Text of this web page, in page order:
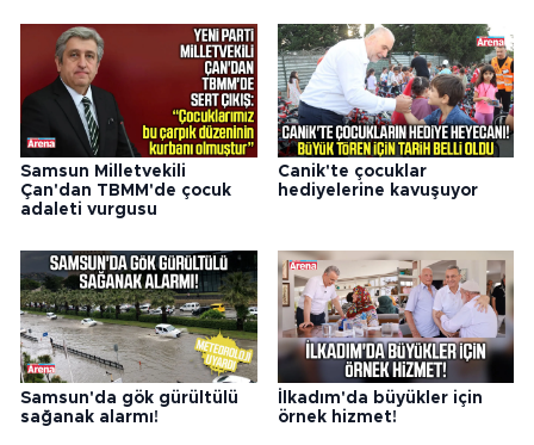
Samsun Milletvekili
Çan'dan TBMM'de çocuk
adaleti vurgusu
Canik'te çocuklar
hediyelerine kavuşuyor
Samsun'da gök gürültülü
sağanak alarmı!
İlkadım'da büyükler için
örnek hizmet!